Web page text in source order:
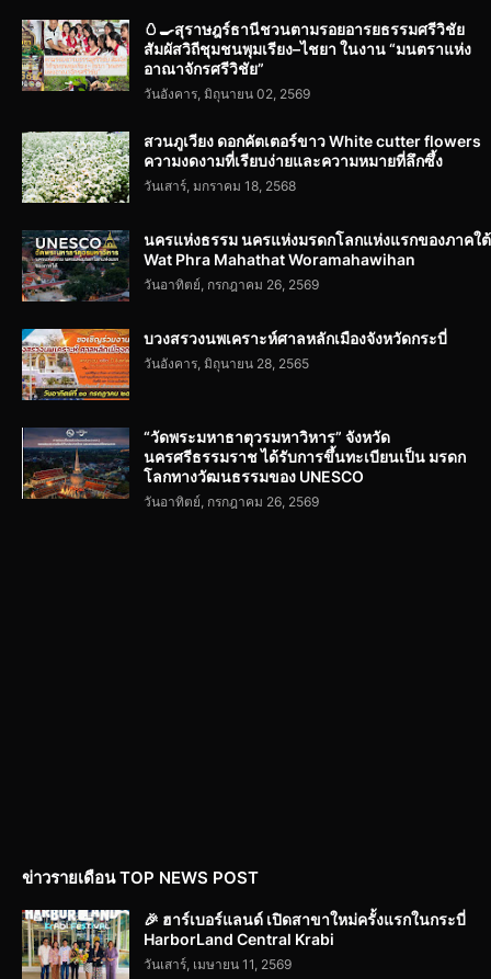
🥚🍳สุราษฎร์ธานีชวนตามรอยอารยธรรมศรีวิชัย
สัมผัสวิถีชุมชนพุมเรียง–ไชยา ในงาน “มนตราแห่ง
อาณาจักรศรีวิชัย”
วันอังคาร, มิถุนายน 02, 2569
สวนภูเวียง ดอกคัตเตอร์ขาว White cutter flowers
ความงดงามที่เรียบง่ายและความหมายที่ลึกซึ้ง
วันเสาร์, มกราคม 18, 2568
นครแห่งธรรม นครแห่งมรดกโลกแห่งแรกของภาคใต้
Wat Phra Mahathat Woramahawihan
วันอาทิตย์, กรกฎาคม 26, 2569
บวงสรวงนพเคราะห์ศาลหลักเมืองจังหวัดกระบี่
วันอังคาร, มิถุนายน 28, 2565
“วัดพระมหาธาตุวรมหาวิหาร” จังหวัด
นครศรีธรรมราช ได้รับการขึ้นทะเบียนเป็น มรดก
โลกทางวัฒนธรรมของ UNESCO
วันอาทิตย์, กรกฎาคม 26, 2569
ข่าวรายเดือน TOP NEWS POST
🎉 ฮาร์เบอร์แลนด์ เปิดสาขาใหม่ครั้งแรกในกระบี่
HarborLand Central Krabi
วันเสาร์, เมษายน 11, 2569